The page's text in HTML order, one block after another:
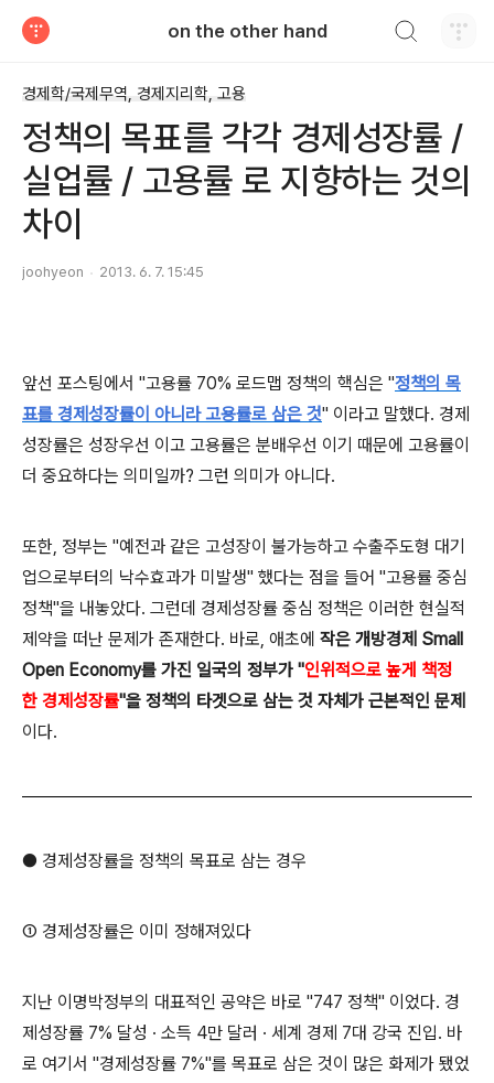
on the other hand
경제학/국제무역, 경제지리학, 고용
정책의 목표를 각각 경제성장률 /
실업률 / 고용률 로 지향하는 것의
차이
joohyeon 2013. 6. 7. 15:45
앞선 포스팅에서 "고용률 70% 로드맵 정책의 핵심은 "정책의 목
표를 경제성장률이 아니라고용률로 삼은 것" 이라고 말했다. 경제
성장률은 성장우선 이고 고용률은 분배우선 이기 때문에 고용률이
더 중요하다는 의미일까? 그런 의미가 아니다.
또한, 정부는 "예전과 같은 고성장이 불가능하고 수출주도형 대기
업으로부터의 낙수효과가 미발생" 했다는 점을 들어 "고용률 중심
정책"을 내놓았다. 그런데 경제성장률 중심 정책은 이러한 현실적
제약을 떠난 문제가 존재한다. 바로, 애초에 작은 개방경제 Small
Open Economy를 가진 일국의 정부가 "인위적으로 높게 책정
한 경제성장률"을 정책의 타겟으로 삼는 것 자체가 근본적인 문제
이다.
● 경제성장률을 정책의 목표로 삼는 경우
① 경제성장률은 이미 정해져있다
지난 이명박정부의 대표적인 공약은 바로 "747 정책" 이었다. 경
제성장률 7% 달성 · 소득 4만 달러 · 세계 경제 7대 강국 진입. 바
로 여기서 "경제성장률 7%"를 목표로 삼은 것이 많은 화제가 됐었